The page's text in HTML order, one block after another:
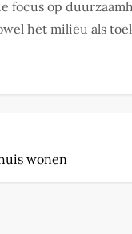
focus op
het milieu als
wonen